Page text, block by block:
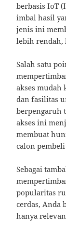
berbasis IoT
imbal hasil
jenis ini
lebih rendah,
Salah satu
akses mudah
dan fasilitas
berpengaruh
akses ini
membuat
calon
Sebagai
popularitas
cerdas, Anda
hanya